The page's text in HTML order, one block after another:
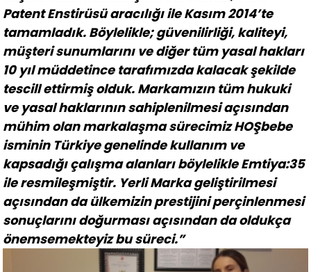
Patent Enstirüsü aracılığı ile Kasım 2014’te
tamamladık. Böylelikle; güvenilirliği, kaliteyi,
müşteri sunumlarını ve diğer tüm yasal hakları
10 yıl müddetince tarafımızda kalacak şekilde
tescill ettirmiş olduk. Markamızın tüm hukuki
ve yasal haklarının sahiplenilmesi açısından
mühim olan markalaşma sürecimiz HOŞbebe
isminin Türkiye genelinde kullanım ve
kapsadığı çalışma alanları böylelikle Emtiya:35
ile resmileşmiştir. Yerli Marka geliştirilmesi
açısından da ülkemizin prestijini perçinlenmesi
sonuçlarını doğurması açısından da oldukça
önemsemekteyiz bu süreci.”